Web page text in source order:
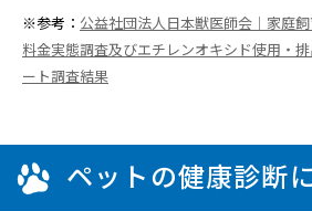
※参考： 公益社団法人日本獣医師会｜家庭
料金実態調査及びエチレンオキシド使用・
ート調査結果
ペットの健康診断